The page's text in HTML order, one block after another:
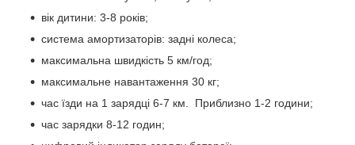
вік дитини: 3-8 років;
система амортизаторів: задні колеса;
максимальна швидкість 5 км/год;
максимальне навантаження 30 кг;
час їзди на 1 зарядці 6-7 км. Приблизно 1-2 години;
час зарядки 8-12 годин;